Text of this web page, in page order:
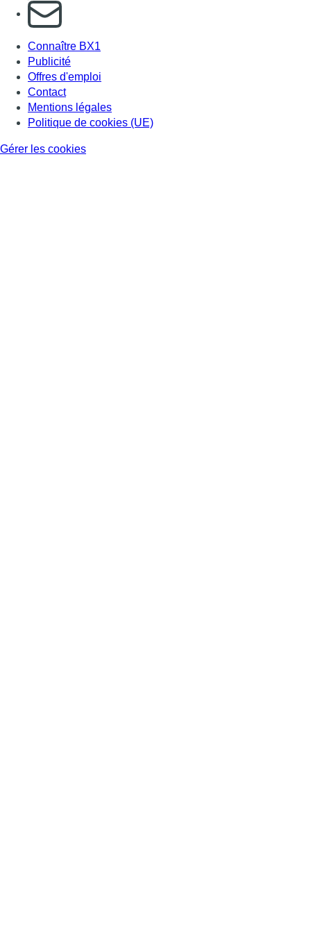
S'abonner à notre newsletter
Connaître BX1
Publicité
Offres d'emploi
Contact
Mentions légales
Politique de cookies (UE)
Gérer les cookies